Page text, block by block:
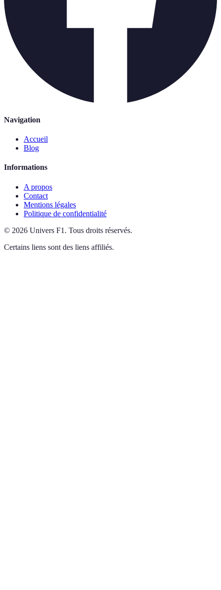
Navigation
Accueil
Blog
Informations
A propos
Contact
Mentions légales
Politique de confidentialité
© 2026 Univers F1 . Tous droits réservés.
Certains liens sont des liens affiliés.